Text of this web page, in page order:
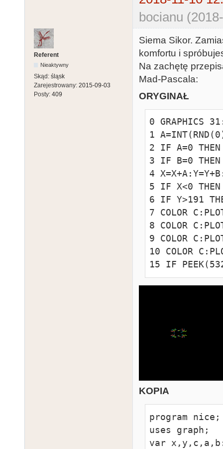
bocianu
Referent
Nieaktywny
Skąd: śląsk
Zarejestrowany: 2015-09-03
Posty: 409
Siema Sikor.
komfortu i
Na zachętę
Mad-Pascala:
ORYGINAŁ
0 GRAPHICS
1
2 IF A=0
3 IF B=0
4
5 IF X<0
6 IF Y>191
7 COLOR
8 COLOR
9 COLOR
10 COLOR
15 IF
KOPIA
program nice;
uses graph;
var